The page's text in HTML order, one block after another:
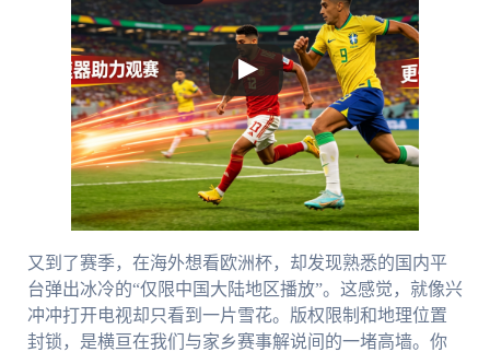
又到了赛季，在海外想看欧洲杯，却发现熟悉的国内平
台弹出冰冷的“仅限中国大陆地区播放”。这感觉，就像兴
冲冲打开电视却只看到一片雪花。版权限制和地理位置
封锁，是横亘在我们与家乡赛事解说间的一堵高墙。你